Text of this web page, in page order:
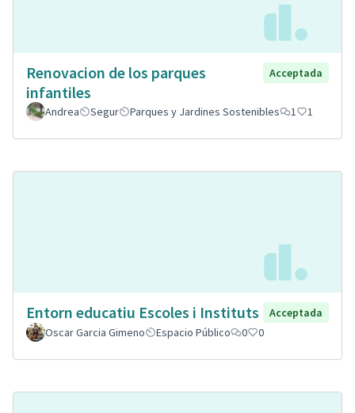
Renovacion de los parques
infantiles
Acceptada
Andrea Segur Parques y Jardines Sostenibles 1 1
Entorn educatiu Escoles i Instituts
Acceptada
Oscar Garcia Gimeno
Espacio Público 0 0